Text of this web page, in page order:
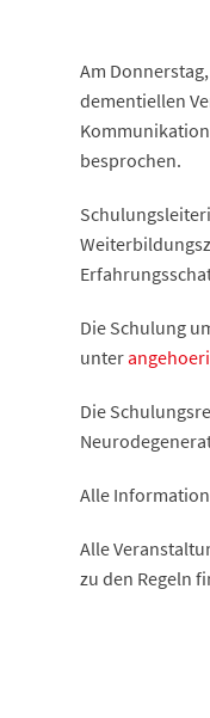
Am
dementiellen
besprochen.
Die Schulung
unter
Die
Alle
Alle
zu den Regeln